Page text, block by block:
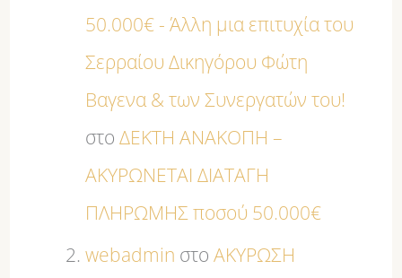
50.000€ - Άλλη μια επιτυχία του
Σερραίου Δικηγόρου Φώτη
Βαγενα & των Συνεργατών του!
στοΔΕΚΤΗ ΑΝΑΚΟΠΗ –
ΑΚΥΡΩΝΕΤΑΙ ΔΙΑΤΑΓΗ
ΠΛΗΡΩΜΗΣ ποσού 50.000€
webadmin στοΑΚΥΡΩΣΗ